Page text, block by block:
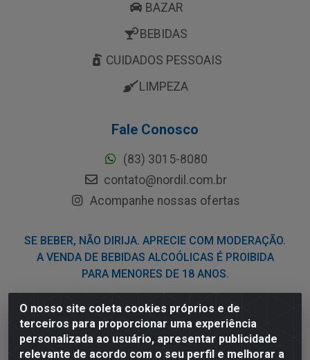
O nosso site coleta cookies próprios e de
terceiros para proporcionar uma experiência
personalizada ao usuário, apresentar publicidade
relevante de acordo com o seu perfil e melhorar a
BAZAR
BEBIDAS
CUIDADOS PESSOAIS
LIMPEZA
Fale Conosco
(83) 3015-8080
contato@nordil.com.br
Acompanhe nossas ofertas
SE BEBER, NÃO DIRIJA. APRECIE COM MODERAÇÃO.
A VENDA DE BEBIDAS ALCOÓLICAS É PROIBIDA
PARA MENORES DE 18 ANOS.
Nordil Distribuidora - Avenida Liberdade, 2738, Bloco F -
Sesi - Bayeux/PB - CEP 58.111-400 - CNPJ
03.775.813/0001-41